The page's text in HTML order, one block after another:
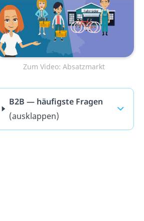
Zum Video: Absatzmarkt
B2B — häufigste Fragen
(ausklappen)